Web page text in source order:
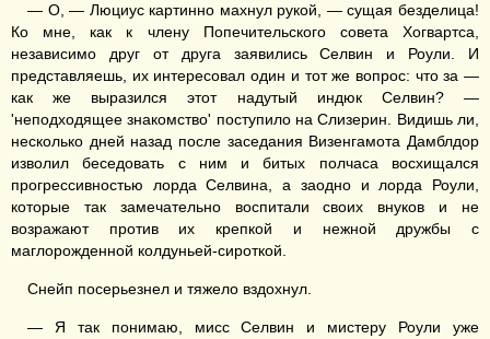
— О, — Люциус картинно махнул рукой, — сущая безделица!
Ко мне, как к члену Попечительского совета Хогвартса,
независимо друг от друга заявились Селвин и Роули. И
представляешь, их интересовал один и тот же вопрос: что за —
как же выразился этот надутый индюк Селвин? —
'неподходящее знакомство' поступило на Слизерин. Видишь ли,
несколько дней назад после заседания Визенгамота Дамблдор
изволил беседовать с ним и битых полчаса восхищался
прогрессивностью лорда Селвина, а заодно и лорда Роули,
которые так замечательно воспитали своих внуков и не
возражают против их крепкой и нежной дружбы с
маглорожденной колдуньей-сироткой.
Снейп посерьезнел и тяжело вздохнул.
— Я так понимаю, мисс Селвин и мистеру Роули уже